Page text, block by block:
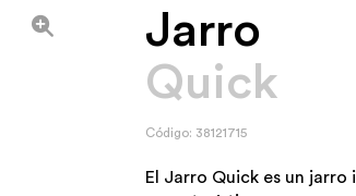
Servicio
Jarro
Quick
Código: 38121715
El Jarro Quick es un